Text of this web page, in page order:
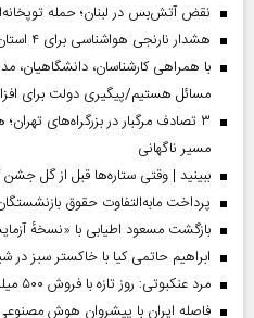
نقض آتش‌بس در لبنان؛ حمله
هشدار نارنجی هواشناسی برای ۴ استان؛ خطر سیلاب و رعدوبرق در ارتفاعات
با همراهی کارشناسان، دانشگاهیان،
مسائل هستیم/پیگیری دولت برای
۳ تصادف مرگبار در بزرگراه‌های
مسیر ناگهانی
ببینید | وقتی ستاره‌ها قبل از گل جشن
پرداخت مابه‌التفاوت حقوق
بازگشت مسعود اطیابی با «نسخهٔ
ابراهیم حاتمی کیا با خاکستر سبز در
مرد عنکبوتی: روز تازه با فروش ۵۰۰ میلیون دلاری در آمریکا رکوردشکنی کرد
فاصله ایران با پیشرو‌ان هوش